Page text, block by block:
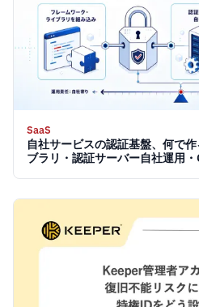
SaaS
自社サービスの認証基盤、何で
ブラリ・認証サーバー自社運用